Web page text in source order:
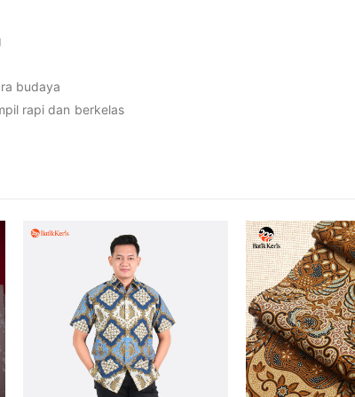
budaya
rapi dan berkelas